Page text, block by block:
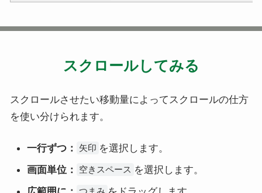
スクロールしてみる
スクロールさせたい移動量によってスクロールの仕方
を使い分けられます。
一行ずつ： 矢印 を選択します。
画面単位：
空きスペース を選択します。